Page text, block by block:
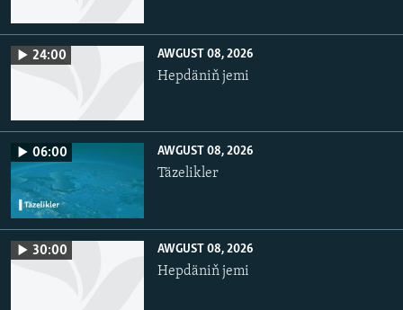
24:00 AWGUST 08, 2026
Hepdäniň jemi
06:00 AWGUST 08, 2026
Täzelikler
30:00 AWGUST 08, 2026
Hepdäniň jemi